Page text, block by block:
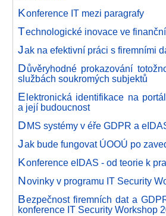
Konference IT mezi paragrafy
Technologické inovace ve
Jak na efektivní práci s firemními
Důvěryhodné prokazování
službách soukromých subjektů
Elektronická identifikace na
a její budoucnost
DMS systémy v éře GDPR a
Jak bude fungovat ÚOOÚ po
Konference eIDAS - od teorie k
Novinky v programu IT Security
Bezpečnost firemních dat a
konference IT Security Workshop